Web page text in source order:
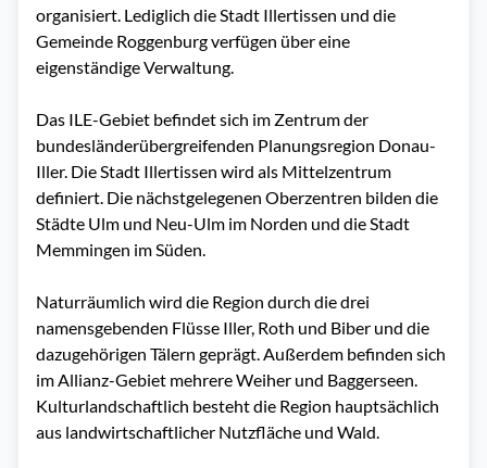
organisiert. Lediglich die Stadt Illertissen und die
Gemeinde Roggenburg verfügen über eine
eigenständige Verwaltung.
Das ILE-Gebiet befindet sich im Zentrum der
bundesländerübergreifenden Planungsregion Donau-
Iller. Die Stadt Illertissen wird als Mittelzentrum
definiert. Die nächstgelegenen Oberzentren bilden die
Städte Ulm und Neu-Ulm im Norden und die Stadt
Memmingen im Süden.
Naturräumlich wird die Region durch die drei
namensgebenden Flüsse Iller, Roth und Biber und die
dazugehörigen Tälern geprägt. Außerdem befinden sich
im Allianz-Gebiet mehrere Weiher und Baggerseen.
Kulturlandschaftlich besteht die Region hauptsächlich
aus landwirtschaftlicher Nutzfläche und Wald.